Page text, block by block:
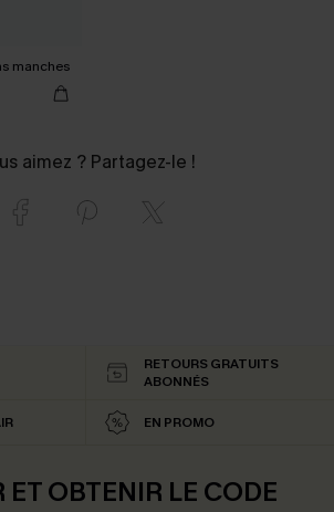
manches
aimez ? Partagez-le !
RETOURS GRATUITS
ABONNÉS
EN PROMO
OBTENIR LE CODE